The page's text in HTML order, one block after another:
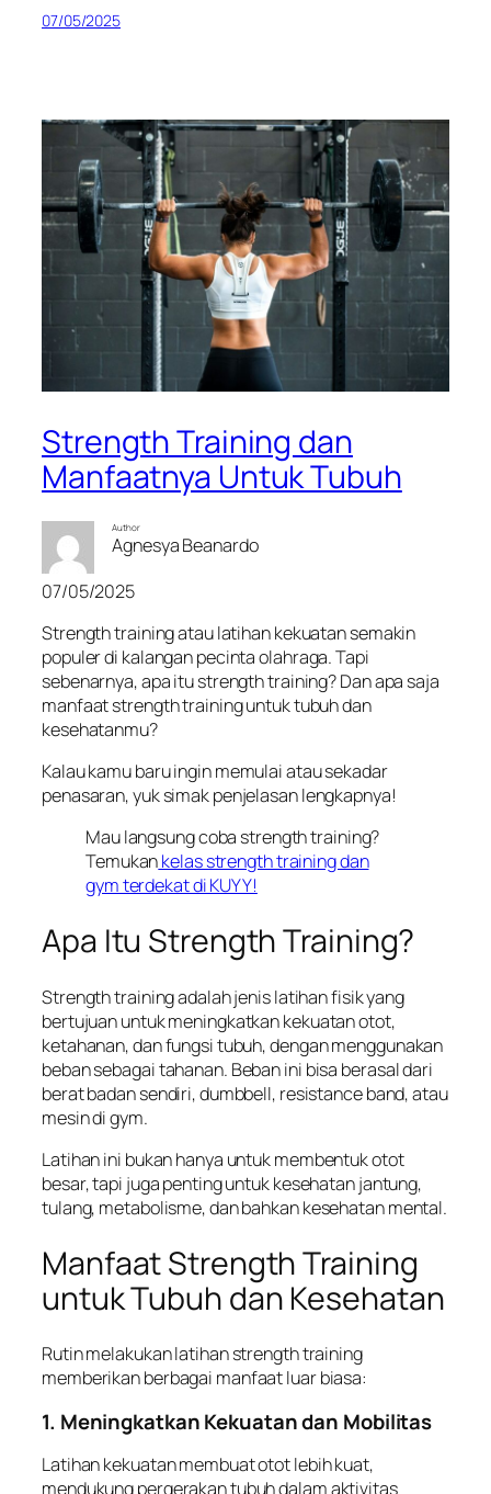
07/05/2025
Strength Training dan
Manfaatnya Untuk Tubuh
Author
Agnesya Beanardo
07/05/2025
Strength training atau latihan kekuatan semakin
populer di kalangan pecinta olahraga. Tapi
sebenarnya, apa itu strength training? Dan apa saja
manfaat strength training untuk tubuh dan
kesehatanmu?
Kalau kamu baru ingin memulai atau sekadar
penasaran, yuk simak penjelasan lengkapnya!
Mau langsung coba strength training?
Temukankelas strength training dan
gym terdekat di KUYY!
Apa Itu Strength Training?
Strength training adalah jenis latihan fisik yang
bertujuan untuk meningkatkan kekuatan otot,
ketahanan, dan fungsi tubuh, dengan menggunakan
beban sebagai tahanan. Beban ini bisa berasal dari
berat badan sendiri, dumbbell, resistance band, atau
mesin di gym.
Latihan ini bukan hanya untuk membentuk otot
besar, tapi juga penting untuk kesehatan jantung,
tulang, metabolisme, dan bahkan kesehatan mental.
Manfaat Strength Training
untuk Tubuh dan Kesehatan
Rutin melakukan latihan strength training
memberikan berbagai manfaat luar biasa:
1. Meningkatkan Kekuatan dan Mobilitas
Latihan kekuatan membuat otot lebih kuat,
mendukung pergerakan tubuh dalam aktivitas